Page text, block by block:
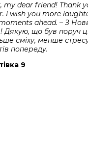
my dear friend! Thank
I wish you more
ahead. – З
Дякую, що був поруч
сміху, менше
попереду.
9